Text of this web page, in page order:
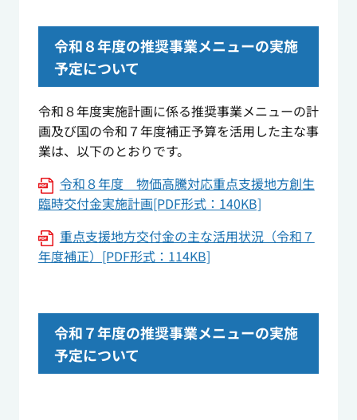
令和８年度の推奨事業メニューの実施
予定について
令和８年度実施計画に係る推奨事業メニューの計
画及び国の令和７年度補正予算を活用した主な事
業は、以下のとおりです。
令和８年度 物価高騰対応重点支援地方創生
臨時交付金実施計画[PDF形式：140KB]
重点支援地方交付金の主な活用状況（令和７
年度補正）[PDF形式：114KB]
令和７年度の推奨事業メニューの実施
予定について